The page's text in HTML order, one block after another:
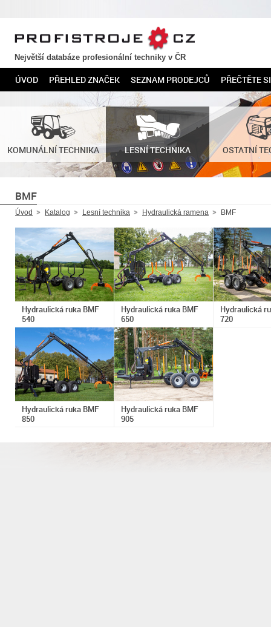
PROFISTROJE.CZ
Největší databáze profesionální techniky v ČR
ÚVOD PŘEHLED ZNAČEK SEZNAM PRODEJCŮ PŘEČTĚTE SI
KOMUNÁLNÍ TECHNIKA LESNÍ TECHNIKA OSTATNÍ
BMF
Úvod Katalog Lesní technika Hydraulická ramena BMF
Hydraulická ruka BMF
540
Hydraulická ruka BMF
650
Hydraulická
720
Hydraulická ruka BMF
850
Hydraulická ruka BMF
905